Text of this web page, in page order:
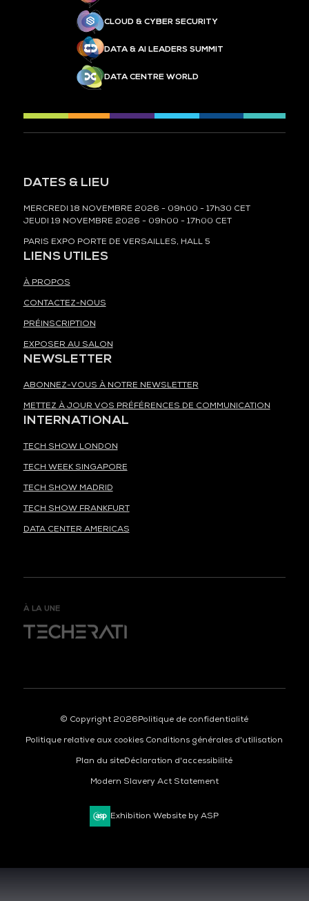
CLOUD & CYBER SECURITY
DATA & AI LEADERS SUMMIT
DATA CENTRE WORLD
DATES & LIEU
MERCREDI 18 NOVEMBRE 2026 - 09h00 - 17h30 CET
JEUDI 19 NOVEMBRE 2026 - 09h00 - 17h00 CET
PARIS EXPO PORTE DE VERSAILLES, HALL 5
LIENS UTILES
À PROPOS
CONTACTEZ-NOUS
PRÉINSCRIPTION
EXPOSER AU SALON
NEWSLETTER
ABONNEZ-VOUS À NOTRE NEWSLETTER
METTEZ À JOUR VOS PRÉFÉRENCES DE COMMUNICATION
INTERNATIONAL
TECH SHOW LONDON
TECH WEEK SINGAPORE
TECH SHOW MADRID
TECH SHOW FRANKFURT
DATA CENTER AMERICAS
À LA UNE
© Copyright 2026Politique de confidentialité
Politique relative aux cookies Conditions générales d'utilisation
Plan du siteDéclaration d'accessibilité
Modern Slavery Act Statement
Exhibition Website by ASP